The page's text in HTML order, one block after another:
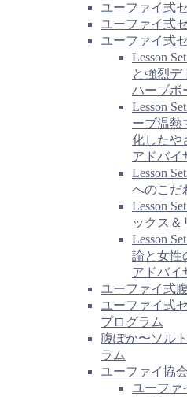
ユーファイ式
ユーファイ式
ユーファイ式
Lesson
と強烈デ
ハーブボ
Lesson
ーブ温熱
化したや
アドバイ
Lesson
へのこだ
Lesson
ックス＆
Lesson
論と女性
アドバイ
ユーファイ式
ユーファイ式
プログラム
腹ぽか〜ソル
ラム
ユーファイ協
ユーファ